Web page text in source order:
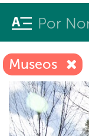
Por
Museos